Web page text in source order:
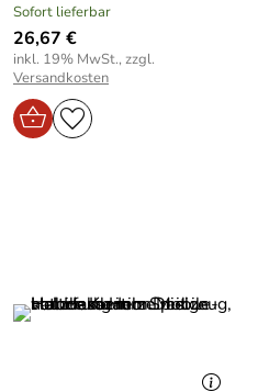
Sofort lieferbar
26,67 €
inkl. 19% MwSt., zzgl.
Versandkosten